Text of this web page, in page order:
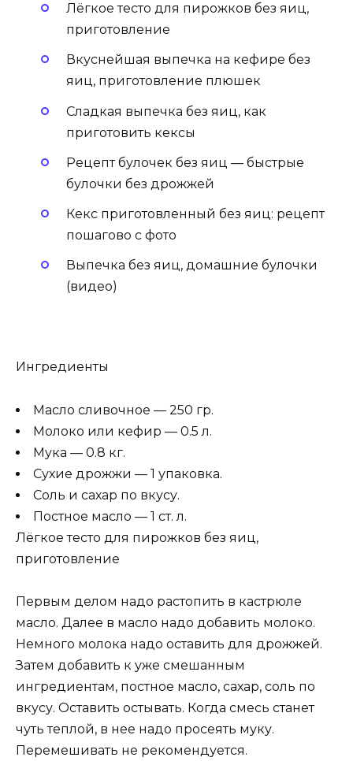
Лёгкое тесто для пирожков без яиц,
приготовление
Вкуснейшая выпечка на кефире без
яиц, приготовление плюшек
Сладкая выпечка без яиц, как
приготовить кексы
Рецепт булочек без яиц — быстрые
булочки без дрожжей
Кекс приготовленный без яиц: рецепт
пошагово с фото
Выпечка без яиц, домашние булочки
(видео)
Ингредиенты
Масло сливочное — 250 гр.
Молоко или кефир — 0.5 л.
Мука — 0.8 кг.
Сухие дрожжи — 1 упаковка.
Соль и сахар по вкусу.
Постное масло — 1 ст. л.
Лёгкое тесто для пирожков без яиц,
приготовление
Первым делом надо растопить в кастрюле
масло. Далее в масло надо добавить молоко.
Немного молока надо оставить для дрожжей.
Затем добавить к уже смешанным
ингредиентам, постное масло, сахар, соль по
вкусу. Оставить остывать. Когда смесь станет
чуть теплой, в нее надо просеять муку.
Перемешивать не рекомендуется.